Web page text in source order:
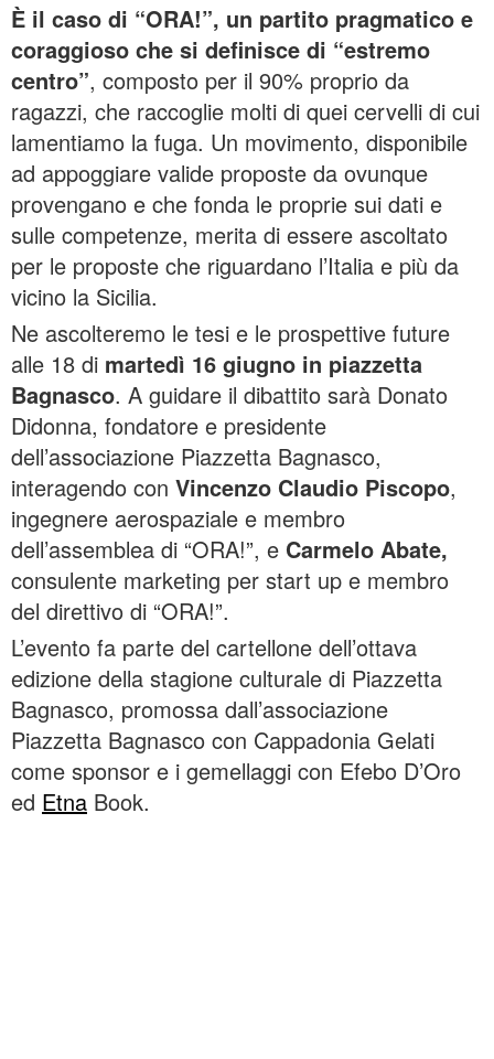
È il caso di “ORA!”, un partito pragmatico e
coraggioso che si definisce di “estremo
centro”, composto per il 90% proprio da
ragazzi, che raccoglie molti di quei cervelli di cui
lamentiamo la fuga. Un movimento, disponibile
ad appoggiare valide proposte da ovunque
provengano e che fonda le proprie sui dati e
sulle competenze, merita di essere ascoltato
per le proposte che riguardano l’Italia e più da
vicino la Sicilia.
Ne ascolteremo le tesi e le prospettive future
alle 18 di martedì 16 giugno in piazzetta
Bagnasco. A guidare il dibattito sarà Donato
Didonna, fondatore e presidente
dell’associazione Piazzetta Bagnasco,
interagendo con Vincenzo Claudio Piscopo,
ingegnere aerospaziale e membro
dell’assemblea di “ORA!”, e Carmelo Abate,
consulente marketing per start up e membro
del direttivo di “ORA!”.
L’evento fa parte del cartellone dell’ottava
edizione della stagione culturale di Piazzetta
Bagnasco, promossa dall’associazione
Piazzetta Bagnasco con Cappadonia Gelati
come sponsor e i gemellaggi con Efebo D’Oro
ed Etna Book.